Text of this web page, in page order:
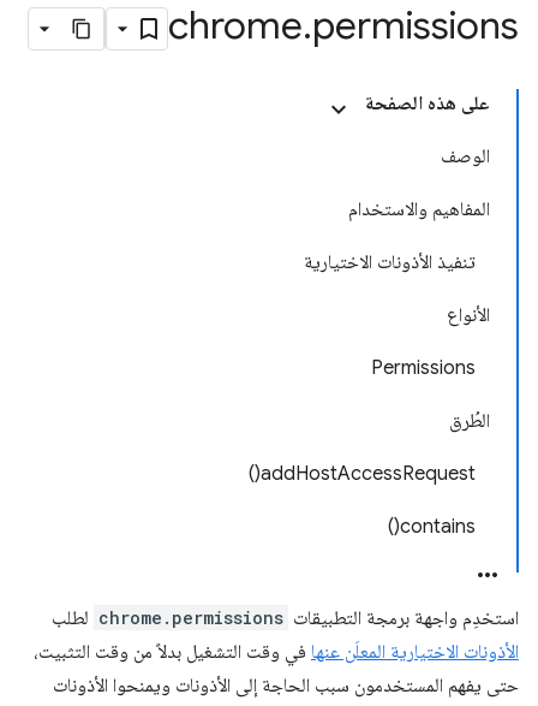
chrome.permissions
على هذه الصفحة
الوصف
المفاهيم والاستخدام
تنفيذ الأذونات الاختيارية
الأنواع
Permissions
الطُرق
addHostAccessRequest()
contains()
استخدِم واجهة برمجة التطبيقات chrome.permissions لطلب
الأذونات الاختيارية المعلَن عنها في وقت التشغيل بدلاً من وقت التثبيت،
حتى يفهم المستخدمون سبب الحاجة إلى الأذونات ويمنحوا الأذونات